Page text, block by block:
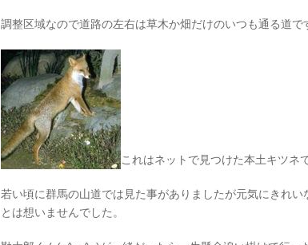
調整区域なので道路の左右は草木か畑だけのいつも通る道で
これはネットで見つけた本土キツネで
若い頃に群馬の山道では見た事がありましたが元気にきれ
とは想いませんでした。